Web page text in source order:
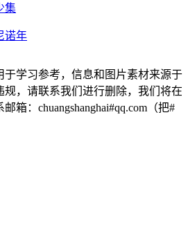
集
诺年
于学习参考，信息和图片素材来源于
规，请联系我们进行删除，我们将在
箱：chuangshanghai#qq.com（把#